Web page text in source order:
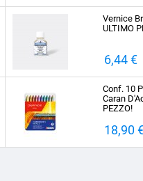
Vernice
ULTIMO
Prezzo
6,44 €
Conf. 10
Caran
PEZZO!
Prezzo
18,90